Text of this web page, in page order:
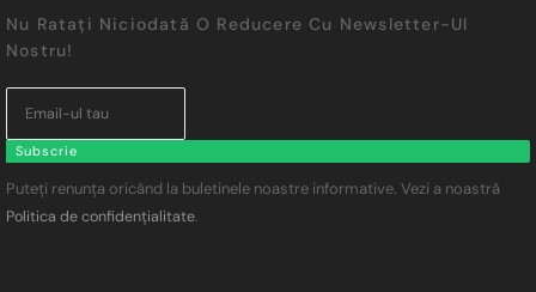
Nu Ratați Niciodată O Reducere Cu Newsletter-Ul
Nostru!
Subscrie
Puteți renunța oricând la buletinele noastre informative. Vezi a noastră
Politica de confidențialitate.